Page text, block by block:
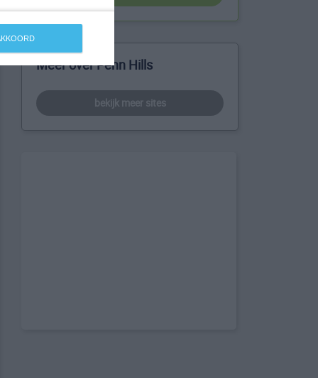
Meer over Penn Hills
bekijk meer sites